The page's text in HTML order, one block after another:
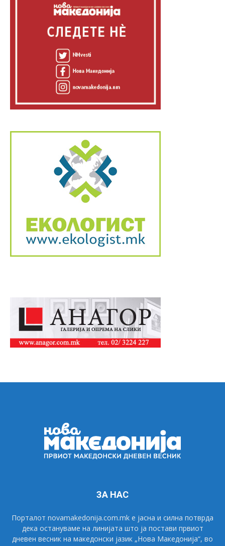
ЗА НАС
Порталот novamakedonija.com.mk е јасна и силна потврда
дека остануваме на линијата што ја постави првиот
дневен весник на македонски јазик „Нова Македонија“, во